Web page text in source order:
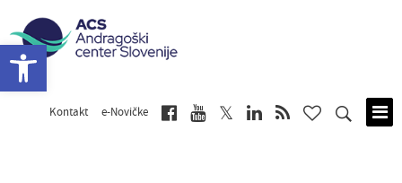
Kontakt e-Novičke
Open toolbar